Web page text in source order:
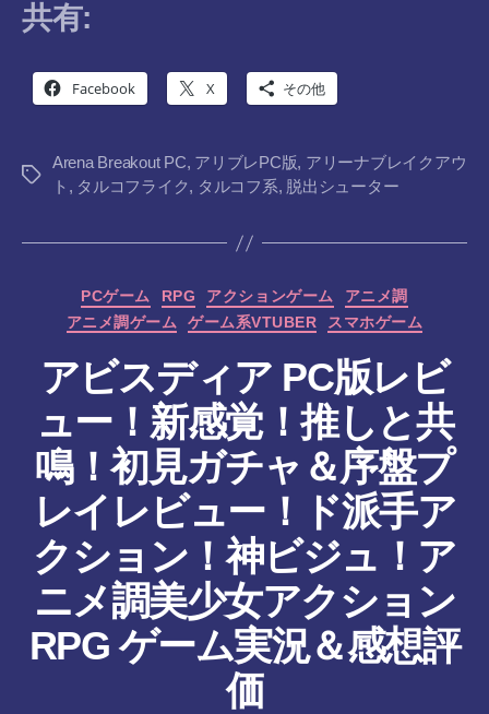
共有:
Facebook X その他
タ
Arena Breakout PC, アリブレPC版, アリーナブレイクアウ
ト , タルコフライク, タルコフ系, 脱出シューター
カ
テ
リ
ー
PCゲーム RPG アクションゲーム
アニメ調
アニメ調ゲーム
ゲーム系VTUBER スマホゲーム
アビスディア PC版レビ
ュー！新感覚！推しと共
鳴！初見ガチャ＆序盤プ
レイレビュー！ド派手ア
クション！神ビジュ！ア
ニメ調美少女アクション
RPG ゲーム実況＆感想評
価
作
成